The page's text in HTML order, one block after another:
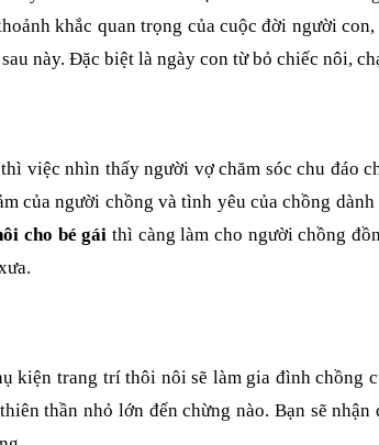
khắc quan trọng của cuộc đời người
này. Đặc biệt là ngày con từ bỏ chiếc nôi,
việc nhìn thấy người vợ chăm sóc chu đáo
của người chồng và tình yêu của chồng
cho bé gái thì càng làm cho người chồng
kiện trang trí thôi nôi sẽ làm gia đình chồng
thần nhỏ lớn đến chừng nào. Bạn sẽ